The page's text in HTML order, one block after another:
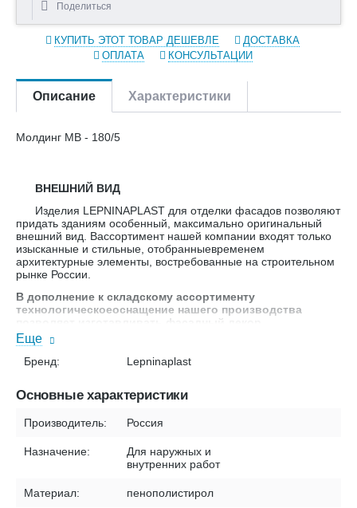
Поделиться
КУПИТЬ ЭТОТ ТОВАР ДЕШЕВЛЕ
ДОСТАВКА
ОПЛАТА
КОНСУЛЬТАЦИИ
Описание Характеристики
Молдинг МВ - 180/5
ВНЕШНИЙ ВИД
Изделия LEPNINAPLAST для отделки фасадов позволяют
придать зданиям особенный, максимально оригинальный
внешний вид. Вассортимент нашей компании входят только
изысканные и стильные, отобранныевременем
архитектурные элементы, востребованные на строительном
рынке России.
В дополнение к складскому ассортименту
технологическоеоснащение нашего производства
позволяет изготавливать фасадный декор
любыхразмеров по индивидуальным заказам.
·РОВНАЯ ПОВЕРХНОСТЬ
цеховых условиях, поверхность изделий
LEPNINAPLASTполучается исключительно ровной и по
фактуре неотличимаот натурального камня (вотличие от
изделий, которые отштукатуриваются непосредственно при
Дляизделий LEPNINAPLAST используется пенополистирол
Еще
Бренд: Lepninaplast
Основные характеристики
Производитель: Россия
Назначение:
Для наружных и
внутренних работ
Материал: пенополистирол